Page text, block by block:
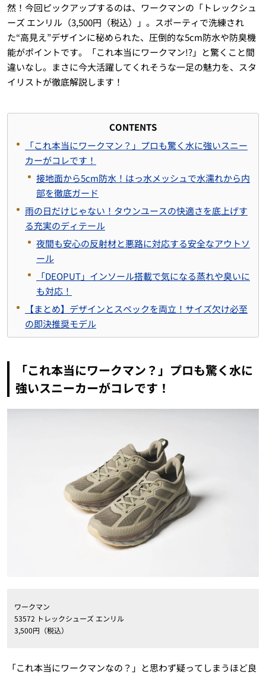
然！今回ピックアップするのは、ワークマンの「トレックシュ
ーズ エンリル（3,500円（税込）」。スポーティで洗練され
た“高見え”デザインに秘められた、圧倒的な5cm防水や防臭機
能がポイントです。「これ本当にワークマン!?」と驚くこと間
違いなし。まさに今大活躍してくれそうな一足の魅力を、スタ
イリストが徹底解説します！
CONTENTS
「これ本当にワークマン？」プロも驚く水に強いスニー
カーがコレです！
接地面から5cm防水！はっ水メッシュで水濡れから内
部を徹底ガード
雨の日だけじゃない！タウンユースの快適さを底上げす
る充実のディテール
夜間も安心の反射材と悪路に対応する安全なアウトソ
ール
「DEOPUT」インソール搭載で気になる蒸れや臭いに
も対応！
【まとめ】デザインとスペックを両立！サイズ欠け必至
の即決推奨モデル
「これ本当にワークマン？」プロも驚く水に
強いスニーカーがコレです！
ワークマン
53572 トレックシューズ エンリル
3,500円（税込）
「これ本当にワークマンなの？」と思わず疑ってしまうほど良